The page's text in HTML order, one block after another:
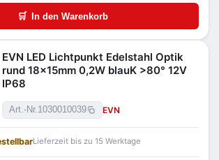
🛒 In den Warenkorb
EVN LED Lichtpunkt Edelstahl Optik
rund 18x15mm 0,2W blauK >80° 12V
IP68
Art.-Nr.1030010039 EVN
Lieferzeit bis zu 15 Werktage